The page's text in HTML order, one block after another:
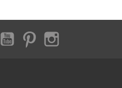
FacebookYouTubePinterest